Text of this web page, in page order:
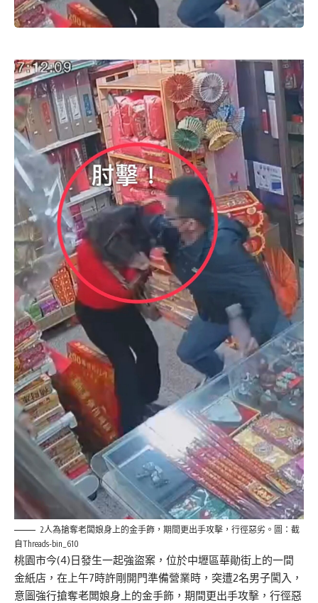
2人為搶奪老闆娘身上的金手飾，期間更出手攻擊，行徑惡劣。圖：截
自Threads-bin_610
桃園市今(4)日發生一起強盜案，位於中壢區華勛街上的一間
金紙店，在上午7時許剛開門準備營業時，突遭2名男子闖入，
意圖強行搶奪老闆娘身上的金手飾，期間更出手攻擊，行徑惡